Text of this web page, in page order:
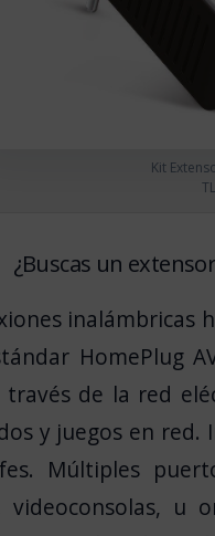
Kit
¿Buscas un
inalámbricas
HomePlug
través de la red
y juegos en
Múltiples
videoconsolas, u